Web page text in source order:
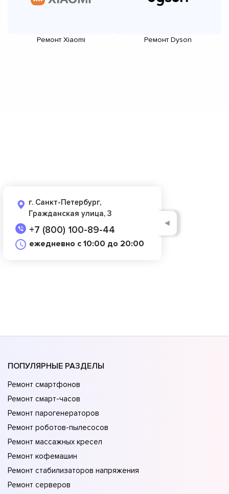
Ремонт Xiaomi Ремонт Dyson
г. Санкт-Петербург,
Гражданская улица, 3
+7 (800) 100-89-44
ежедневно с 10:00 до 20:00
◄
ПОПУЛЯРНЫЕ РАЗДЕЛЫ
Ремонт смартфонов
Ремонт смарт-часов
Ремонт парогенераторов
Ремонт роботов-пылесосов
Ремонт массажных кресел
Ремонт кофемашин
Ремонт стабилизаторов напряжения
Ремонт серверов